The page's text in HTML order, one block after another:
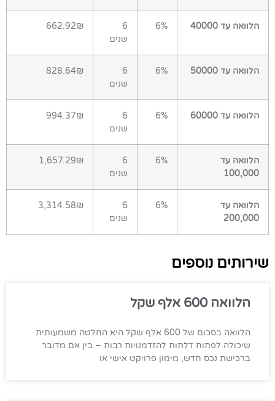
הלוואה עד 40000 6%
6
שנים
662.92₪
הלוואה עד 50000 6%
6
שנים
828.64₪
הלוואה עד 60000 6%
6
שנים
994.37₪
הלוואה עד
100,000
6%
6
שנים
1,657.29₪
הלוואה עד
200,000
6%
6
שנים
3,314.58₪
שירותים נוספים
הלוואה 600 אלף שקל
הלוואה בסכום של 600 אלף שקל היא החלטה משמעותית
שיכולה לפתוח דלתות להזדמנויות רבות – בין אם מדובר
ברכישת נכס חדש, מימון פרויקט אישי או